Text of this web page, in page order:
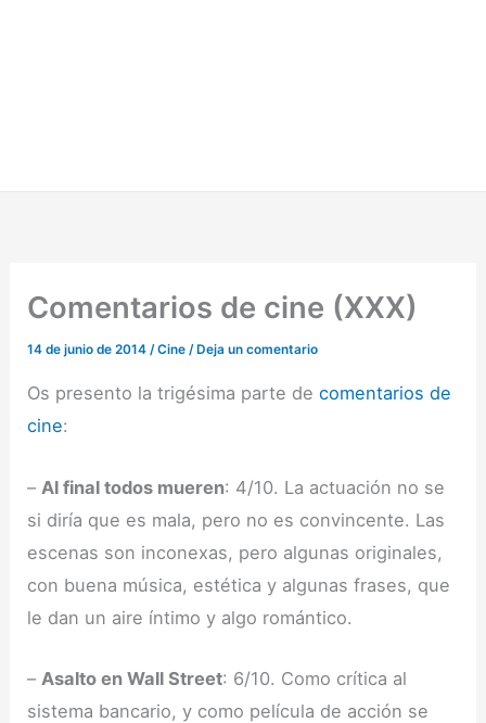
Comentarios de cine (XXX)
14 de junio de 2014/Cine / Deja un comentario
Os presento la trigésima parte decomentarios de
cine:
– Al final todos mueren: 4/10. La actuación no se
si diría que es mala, pero no es convincente. Las
escenas son inconexas, pero algunas originales,
con buena música, estética y algunas frases, que
le dan un aire íntimo y algo romántico.
– Asalto en Wall Street: 6/10. Como crítica al
sistema bancario, y como película de acción se